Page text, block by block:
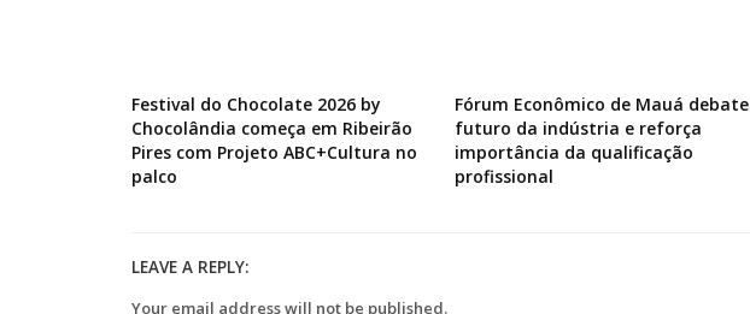
Festival do Chocolate 2026 by
Chocolândia começa em Ribeirão
Pires com Projeto ABC+Cultura no
palco
Fórum Econômico de Mauá debate
futuro da indústria e reforça
importância da qualificação
profissional
LEAVE A REPLY:
Your email address will not be published.